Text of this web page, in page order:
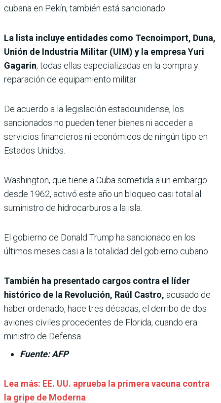
cubana en Pekín, también está sancionado.
La lista incluye entidades como Tecnoimport, Duna,
Unión de Industria Militar (UIM) y la empresa Yuri
Gagarin, todas ellas especializadas en la compra y
reparación de equipamiento militar.
De acuerdo a la legislación estadounidense, los
sancionados no pueden tener bienes ni acceder a
servicios financieros ni económicos de ningún tipo en
Estados Unidos.
Washington, que tiene a Cuba sometida a un embargo
desde 1962, activó este año un bloqueo casi total al
suministro de hidrocarburos a la isla.
El gobierno de Donald Trump ha sancionado en los
últimos meses casi a la totalidad del gobierno cubano.
También ha presentado cargos contra el líder
histórico de la Revolución, Raúl Castro, acusado de
haber ordenado, hace tres décadas, el derribo de dos
aviones civiles procedentes de Florida, cuando era
ministro de Defensa.
Fuente: AFP
Lea más: EE. UU. aprueba la primera vacuna contra
la gripe de Moderna